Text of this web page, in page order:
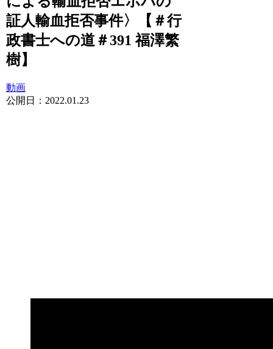
証人輸血拒否事件〉【＃行
政書士への道＃391 福澤繁
樹】
動画
公開日： 2022.01.23